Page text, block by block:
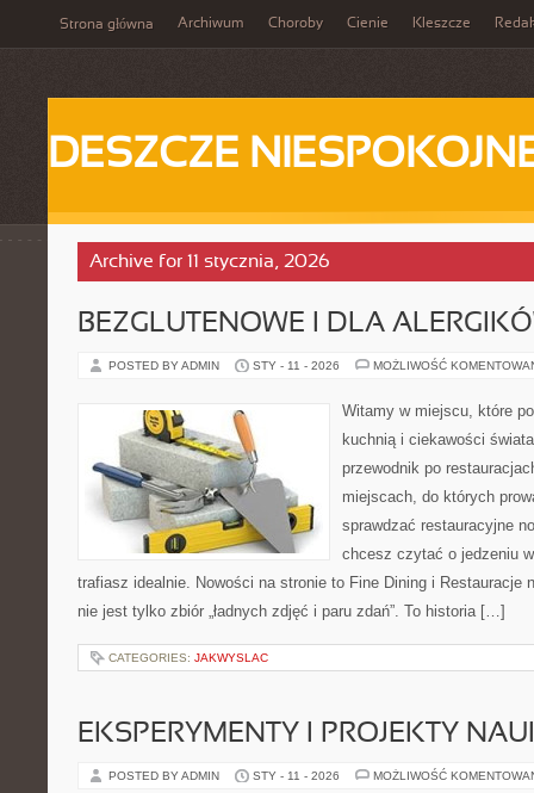
Strona główna Archiwum Choroby Cienie Kleszcze
DESZCZE
Archive for 11 stycznia, 2026
BEZGLUTENOWE I DLA
POSTED BY ADMIN STY - 11 - 2026 MOŻLIWOŚĆ
Witamy w miejscu, które
kuchnią i ciekawości
przewodnik po
miejscach, do których
sprawdzać restauracyjne
chcesz czytać o jedzeniu
trafiasz idealnie. Nowości na stronie to Fine Dining i Restauracje
nie jest tylko zbiór „ładnych zdjęć i paru zdań”. To historia […]
CATEGORIES: JAKWYSLAC
EKSPERYMENTY I PROJEKTY
POSTED BY ADMIN STY - 11 - 2026 MOŻLIWOŚĆ